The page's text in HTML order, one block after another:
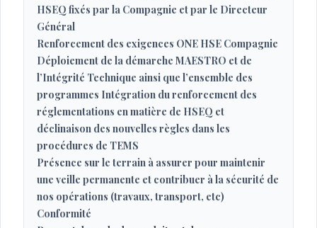
HSEQ fixés par la Compagnie et par le Directeur
Général
Renforcement des exigences ONE HSE Compagnie
Déploiement de la démarche MAESTRO et de
l’Intégrité Technique ainsi que l’ensemble des
programmes Intégration du renforcement des
réglementations en matière de HSEQ et
déclinaison des nouvelles règles dans les
procédures de TEMS
Présence sur le terrain à assurer pour maintenir
une veille permanente et contribuer à la sécurité de
nos opérations (travaux, transport, etc)
Conformité